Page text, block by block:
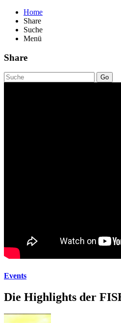
Home
Share
Suche
Menü
Share
Go
Events
Die Highlights der